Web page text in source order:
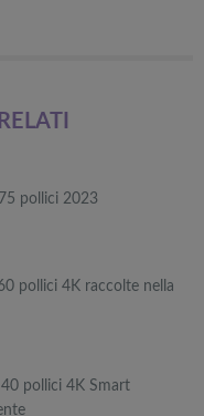
pollici 2023
pollici 4K raccolte nella
40 pollici 4K Smart